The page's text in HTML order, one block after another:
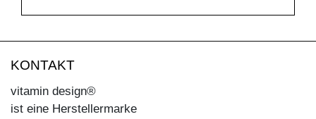
KONTAKT
vitamin design®
ist eine Herstellermarke